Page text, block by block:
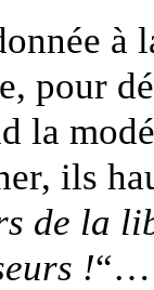
à
pour
la
ils
de la
!“…